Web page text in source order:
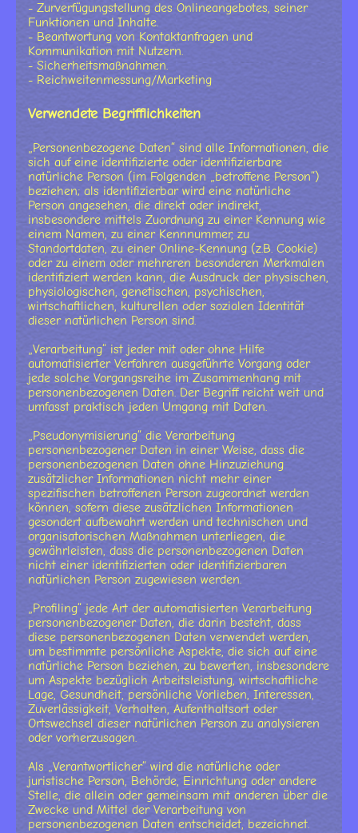
- Zurverfügungstellung des Onlineangebotes, seiner
Funktionen und Inhalte.
- Beantwortung von Kontaktanfragen und
Kommunikation mit Nutzern.
- Sicherheitsmaßnahmen.
- Reichweitenmessung/Marketing
Verwendete Begrifflichkeiten
„Personenbezogene Daten“ sind alle Informationen, die
sich auf eine identifizierte oder identifizierbare
natürliche Person (im Folgenden „betroffene Person“)
beziehen; als identifizierbar wird eine natürliche
Person angesehen, die direkt oder indirekt,
insbesondere mittels Zuordnung zu einer Kennung wie
einem Namen, zu einer Kennnummer, zu
Standortdaten, zu einer Online-Kennung (z.B. Cookie)
oder zu einem oder mehreren besonderen Merkmalen
identifiziert werden kann, die Ausdruck der physischen,
physiologischen, genetischen, psychischen,
wirtschaftlichen, kulturellen oder sozialen Identität
dieser natürlichen Person sind.
„Verarbeitung“ ist jeder mit oder ohne Hilfe
automatisierter Verfahren ausgeführte Vorgang oder
jede solche Vorgangsreihe im Zusammenhang mit
personenbezogenen Daten. Der Begriff reicht weit und
umfasst praktisch jeden Umgang mit Daten.
„Pseudonymisierung“ die Verarbeitung
personenbezogener Daten in einer Weise, dass die
personenbezogenen Daten ohne Hinzuziehung
zusätzlicher Informationen nicht mehr einer
spezifischen betroffenen Person zugeordnet werden
können, sofern diese zusätzlichen Informationen
gesondert aufbewahrt werden und technischen und
organisatorischen Maßnahmen unterliegen, die
gewährleisten, dass die personenbezogenen Daten
nicht einer identifizierten oder identifizierbaren
natürlichen Person zugewiesen werden.
„Profiling“ jede Art der automatisierten Verarbeitung
personenbezogener Daten, die darin besteht, dass
diese personenbezogenen Daten verwendet werden,
um bestimmte persönliche Aspekte, die sich auf eine
natürliche Person beziehen, zu bewerten, insbesondere
um Aspekte bezüglich Arbeitsleistung, wirtschaftliche
Lage, Gesundheit, persönliche Vorlieben, Interessen,
Zuverlässigkeit, Verhalten, Aufenthaltsort oder
Ortswechsel dieser natürlichen Person zu analysieren
oder vorherzusagen.
Als „Verantwortlicher“ wird die natürliche oder
juristische Person, Behörde, Einrichtung oder andere
Stelle, die allein oder gemeinsam mit anderen über die
Zwecke und Mittel der Verarbeitung von
personenbezogenen Daten entscheidet, bezeichnet.